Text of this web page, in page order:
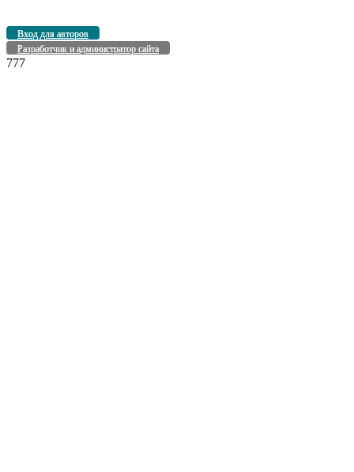
Вход для авторов
Разработчик и администратор сайта
777